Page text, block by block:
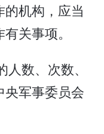
机构，应当
关事项。
数、次数、
央军事委员会